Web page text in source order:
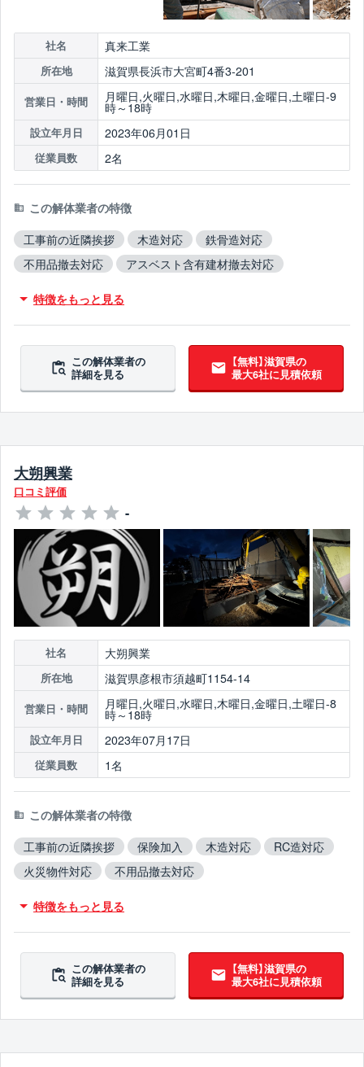
社名 真来工業
所在地 滋賀県長浜市大宮町4番3-201
営業日・時間 月曜日,火曜日,水曜日,木曜日,金曜日,土曜日-9
時～18時
設立年月日 2023年06月01日
従業員数 2名
この解体業者の特徴
工事前の近隣挨拶
木造対応
鉄骨造対応
不用品撤去対応
アスベスト含有建材撤去対応
特徴をもっと見る
この解体業者の
詳細を見る
【無料】滋賀県の
最大6社に見積依頼
大朔興業
口コミ評価
-
社名 大朔興業
所在地 滋賀県彦根市須越町1154-14
営業日・時間 月曜日,火曜日,水曜日,木曜日,金曜日,土曜日-8
時～18時
設立年月日 2023年07月17日
従業員数 1名
この解体業者の特徴
工事前の近隣挨拶
保険加入 木造対応
RC造対応
火災物件対応
不用品撤去対応
特徴をもっと見る
この解体業者の
詳細を見る
【無料】滋賀県の
最大6社に見積依頼